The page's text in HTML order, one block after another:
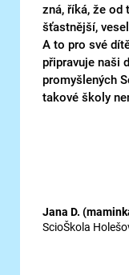
zná, říká, že od
šťastnější,
A to pro své
připravuje naši
promyšlených
takové školy
Jana D.
ScioŠkola